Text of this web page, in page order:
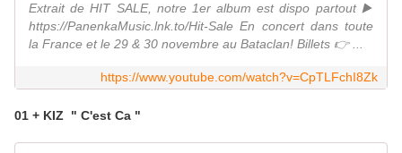
Extrait de HIT SALE, notre 1er album est dispo partout ▶️
https://PanenkaMusic.lnk.to/Hit-Sale En concert dans toute
la France et le 29 & 30 novembre au Bataclan! Billets 👉 ...
https://www.youtube.com/watch?v=CpTLFchI8Zk
01 + KIZ " C'est Ca "